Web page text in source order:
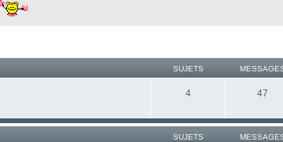
SUJETS
4 47
SUJETS